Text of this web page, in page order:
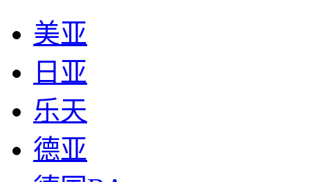
美亚
日亚
乐天
德亚